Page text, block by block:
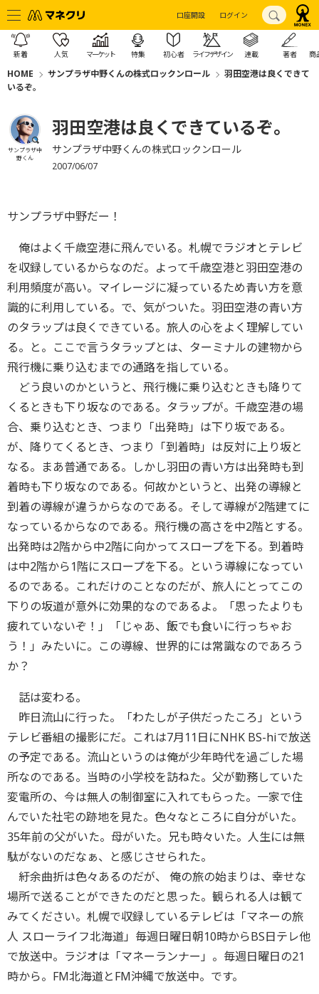
口座開設 ログイン
新着 人気 マーケット 特集 初心者 ライフデザイン 連載 著者 商
HOME サンプラザ中野くんの株式ロックンロール
羽田空港は良くできて
いるぞ。
サンプラザ中
野くん
羽田空港は良くできているぞ。
サンプラザ中野くんの株式ロックンロール
2007/06/07
サンプラザ中野だー！
俺はよく千歳空港に飛んでいる。札幌でラジオとテレビ
を収録しているからなのだ。よって千歳空港と羽田空港の
利用頻度が高い。マイレージに凝っているため青い方を意
識的に利用している。で、気がついた。羽田空港の青い方
のタラップは良くできている。旅人の心をよく理解してい
る。と。ここで言うタラップとは、ターミナルの建物から
飛行機に乗り込むまでの通路を指している。
どう良いのかというと、飛行機に乗り込むときも降りて
くるときも下り坂なのである。タラップが。千歳空港の場
合、乗り込むとき、つまり「出発時」は下り坂である。
が、降りてくるとき、つまり「到着時」は反対に上り坂と
なる。まあ普通である。しかし羽田の青い方は出発時も到
着時も下り坂なのである。何故かというと、出発の導線と
到着の導線が違うからなのである。そして導線が2階建てに
なっているからなのである。飛行機の高さを中2階とする。
出発時は2階から中2階に向かってスロープを下る。到着時
は中2階から1階にスロープを下る。という導線になってい
るのである。これだけのことなのだが、旅人にとってこの
下りの坂道が意外に効果的なのであるよ。「思ったよりも
疲れていないぞ！」「じゃあ、飯でも食いに行っちゃお
う！」みたいに。この導線、世界的には常識なのであろう
か？
話は変わる。
昨日流山に行った。「わたしが子供だったころ」という
テレビ番組の撮影にだ。これは7月11日にNHK BS-hiで放送
の予定である。流山というのは俺が少年時代を過ごした場
所なのである。当時の小学校を訪ねた。父が勤務していた
変電所の、今は無人の制御室に入れてもらった。一家で住
んでいた社宅の跡地を見た。色々なところに自分がいた。
35年前の父がいた。母がいた。兄も時々いた。人生には無
駄がないのだなぁ、と感じさせられた。
紆余曲折は色々あるのだが、 俺の旅の始まりは、幸せな
場所で送ることができたのだと思った。観られる人は観て
みてください。札幌で収録しているテレビは「マネーの旅
人 スローライフ北海道」毎週日曜日朝10時からBS日テレ他
で放送中。ラジオは「マネーランナー」。毎週日曜日の21
時から。FM北海道とFM沖縄で放送中。です。